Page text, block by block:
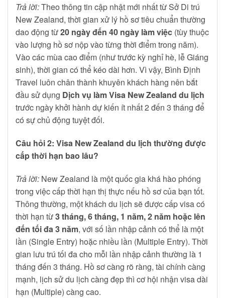
Trả lời:Theo thông tin cập nhật mới nhất từ Sở Di trú
New Zealand, thời gian xử lý hồ sơ tiêu chuẩn thường
dao động từ20 ngày đến 40 ngày làm việc (tùy thuộc
vào lượng hồ sơ nộp vào từng thời điểm trong năm).
Vào các mùa cao điểm (như trước kỳ nghỉ hè, lễ Giáng
sinh), thời gian có thể kéo dài hơn. Vì vậy, Bình Định
Travel luôn chân thành khuyên khách hàng nên bắt
đầu sử dụng Dịch vụ làm Visa New Zealand du lịch
trước ngày khởi hành dự kiến ít nhất 2 đến 3 tháng để
có sự chủ động tuyệt đối.
Câu hỏi 2: Visa New Zealand du lịch thường được
cấp thời hạn bao lâu?
Trả lời: New Zealand là một quốc gia khá hào phóng
trong việc cấp thời hạn thị thực nếu hồ sơ của bạn tốt.
Thông thường, một khách du lịch sẽ được cấp visa có
thời hạn từ3 tháng, 6 tháng, 1 năm, 2 năm hoặc lên
đến tối đa 3 năm, với số lần nhập cảnh có thể là một
lần (Single Entry) hoặc nhiều lần (Multiple Entry). Thời
gian lưu trú tối đa cho mỗi lần nhập cảnh thường là 1
tháng đến 3 tháng. Hồ sơ càng rõ ràng, tài chính càng
mạnh, lịch sử du lịch càng đẹp thì cơ hội nhận visa dài
hạn (Multiple) càng cao.